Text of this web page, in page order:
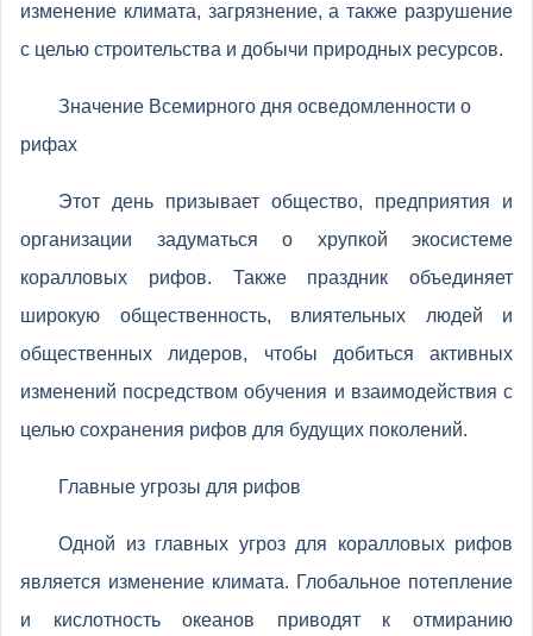
изменение климата, загрязнение, а также разрушение
с целью строительства и добычи природных ресурсов.
Значение Всемирного дня осведомленности о
рифах
Этот день призывает общество, предприятия и
организации задуматься о хрупкой экосистеме
коралловых рифов. Также праздник объединяет
широкую общественность, влиятельных людей и
общественных лидеров, чтобы добиться активных
изменений посредством обучения и взаимодействия с
целью сохранения рифов для будущих поколений.
Главные угрозы для рифов
Одной из главных угроз для коралловых рифов
является изменение климата. Глобальное потепление
и кислотность океанов приводят к отмиранию